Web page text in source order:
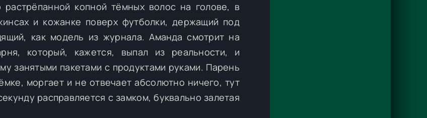
копной тёмных волос на голове, в
и кожанке поверх футболки, держащий под
как модель из журнала. Аманда смотрит на
который, кажется, выпал из реальности, и
занятыми пакетами с продуктами руками. Парень
моргает и не отвечает абсолютно ничего, тут
расправляется с замком, буквально залетая